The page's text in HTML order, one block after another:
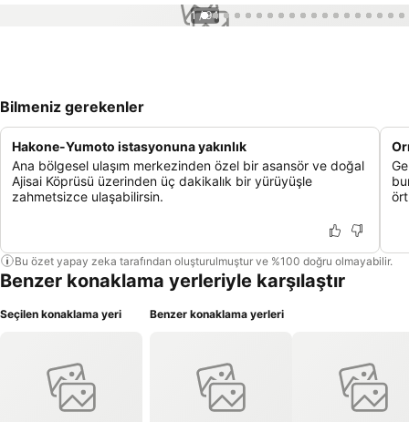
1 / 94
Bilmeniz gerekenler
Hakone-Yumoto istasyonuna yakınlık
Ana bölgesel ulaşım merkezinden özel bir asansör ve doğal
Ajisai Köprüsü üzerinden üç dakikalık bir yürüyüşle
zahmetsizce ulaşabilirsin.
Bu özet yapay zeka tarafından oluşturulmuştur ve %100 doğru olmayabilir.
Benzer konaklama yerleriyle karşılaştır
Seçilen konaklama yeri Benzer konaklama yerleri